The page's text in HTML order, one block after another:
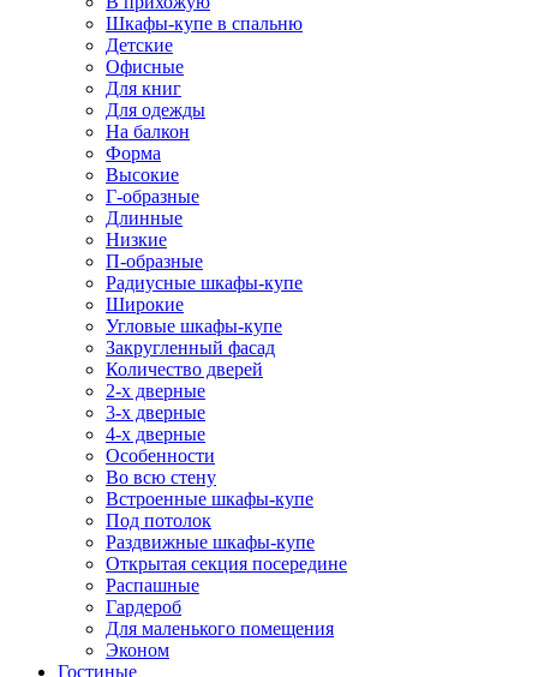
Шкафы-купе в спальню
Детские
Офисные
Для книг
Для одежды
На балкон
Форма
Высокие
Г-образные
Длинные
Низкие
П-образные
Радиусные шкафы-купе
Широкие
Угловые шкафы-купе
Закругленный фасад
Количество дверей
2-х дверные
3-х дверные
4-х дверные
Особенности
Во всю стену
Встроенные шкафы-купе
Под потолок
Раздвижные шкафы-купе
Открытая секция посередине
Распашные
Гардероб
Для маленького помещения
Эконом
Гостиные